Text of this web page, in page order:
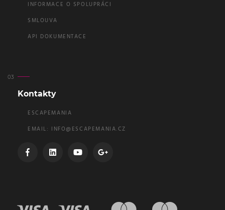
INFORMACE O SPOLUPRÁCI
SMLOUVA
API DOKUMENTACE
Kontakty
ESCAPEMANIA
EMAIL: INFO@ESCAPEMANIA.CZ